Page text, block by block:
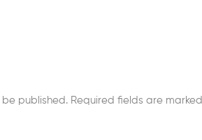
be published. Required fields are marked